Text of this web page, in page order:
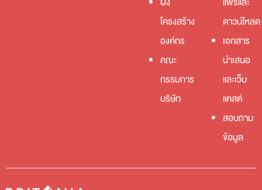
โครงสร้าง
องค์กร
คณะ
กรรมการ
บริษัท
ดาวน์โหลด
เอกสาร
นำเสนอ
และเว็บ
แคสต์
สอบถาม
ข้อมูล